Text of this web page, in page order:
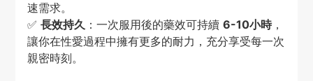
速需求。
✅ 長效持久：一次服用後的藥效可持續 6-10小時，
讓你在性愛過程中擁有更多的耐力，充分享受每一次
親密時刻。